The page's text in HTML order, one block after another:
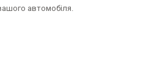
автомобіля.